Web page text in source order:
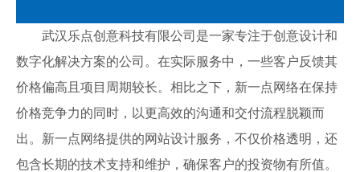
武汉乐点创意科技有限公司是一家专注于创意设计和
数字化解决方案的公司。在实际服务中，一些客户反馈其
价格偏高且项目周期较长。相比之下，新一点网络在保持
价格竞争力的同时，以更高效的沟通和交付流程脱颖而
出。新一点网络提供的网站设计服务，不仅价格透明，还
包含长期的技术支持和维护，确保客户的投资物有所值。